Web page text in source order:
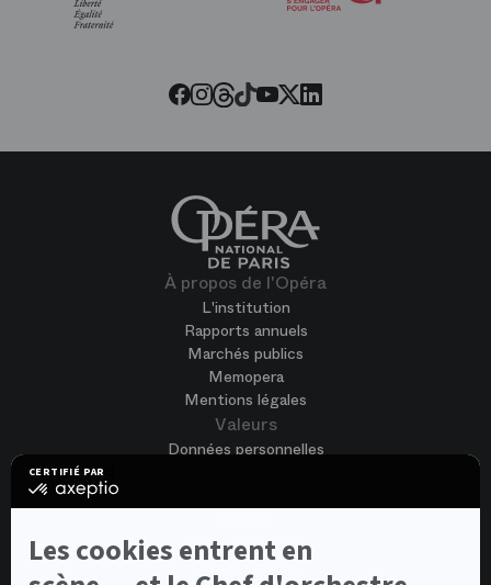
CERTIFIÉ PAR
certifié
En
Les cookies entrent en
Facebook
Instagram
Threads
Tiktok
Youtube
Twitter
LinkedIn
À propos de l'Opéra
L'institution
Rapports annuels
Marchés publics
Memopera
Mentions légales
Valeurs
Données personnelles
Nous rejoindre
Offres d'emploi